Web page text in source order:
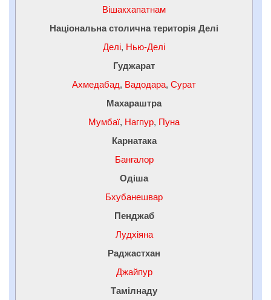
Вішакхапатнам
Національна столична територія Делі
Делі, Нью-Делі
Гуджарат
Ахмедабад, Вадодара, Сурат
Махараштра
Мумбаї, Нагпур, Пуна
Карнатака
Бангалор
Одіша
Бхубанешвар
Пенджаб
Лудхіяна
Раджастхан
Джайпур
Тамілнаду